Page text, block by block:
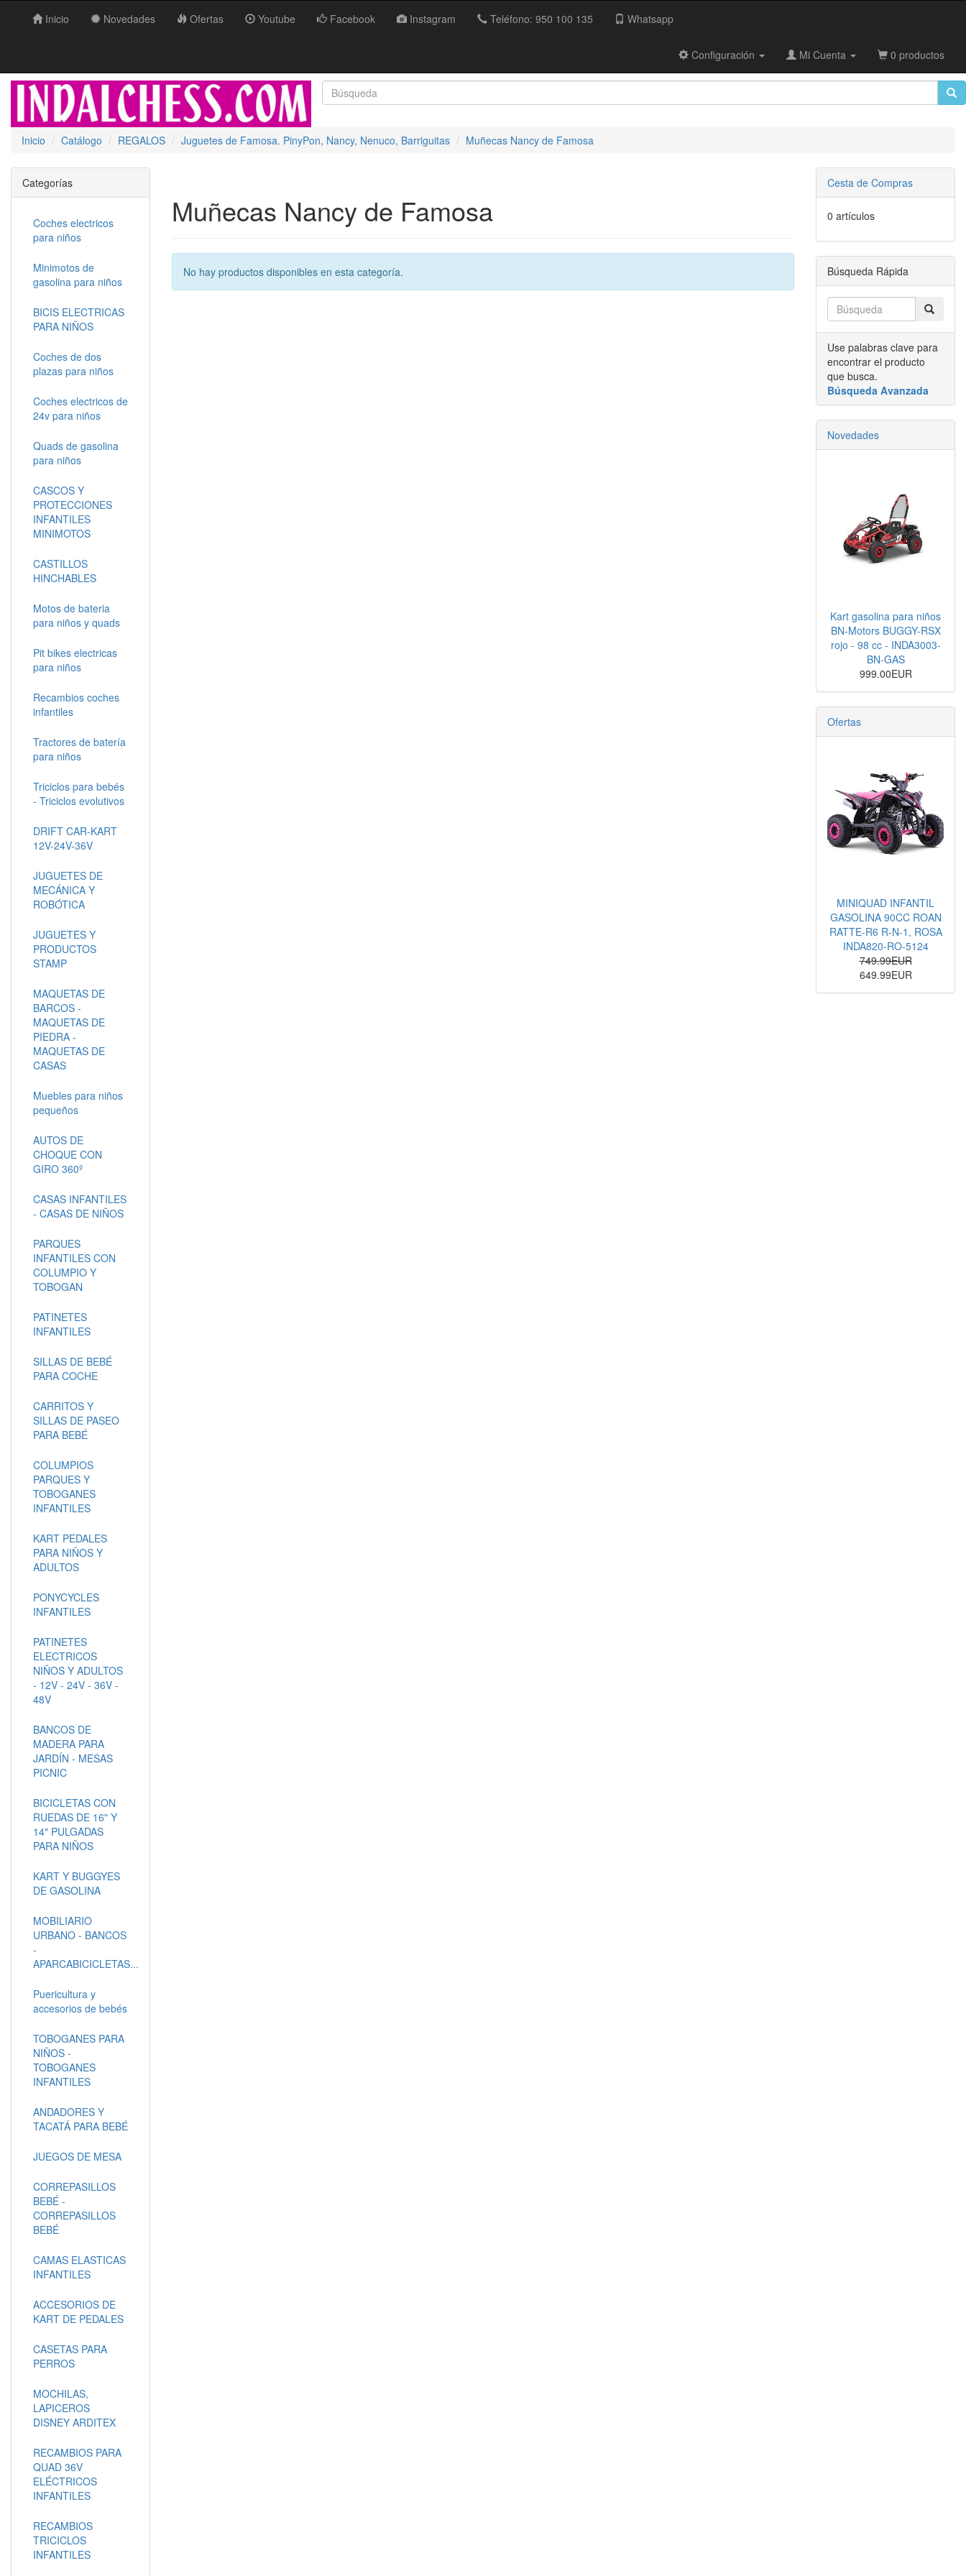
Inicio Novedades Ofertas Youtube Facebook Instagram Teléfono: 950 100 135 Whatsapp
Configuración Mi Cuenta 0 productos
Inicio Catálogo REGALOS Juguetes de Famosa. PinyPon, Nancy, Nenuco, Barriguitas Muñecas Nancy de Famosa
Muñecas Nancy de Famosa
No hay productos disponibles en esta categoría.
Categorías
Coches electricos
para niños
Minimotos de
gasolina para niños
BICIS ELECTRICAS
PARA NIÑOS
Coches de dos
plazas para niños
Coches electricos de
24v para niños
Quads de gasolina
para niños
CASCOS Y
PROTECCIONES
INFANTILES
MINIMOTOS
CASTILLOS
HINCHABLES
Motos de bateria
para niños y quads
Pit bikes electricas
para niños
Recambios coches
infantiles
Tractores de batería
para niños
Triciclos para bebés
- Triciclos evolutivos
DRIFT CAR-KART
12V-24V-36V
JUGUETES DE
MECÁNICA Y
ROBÓTICA
JUGUETES Y
PRODUCTOS
STAMP
MAQUETAS DE
BARCOS -
MAQUETAS DE
PIEDRA -
MAQUETAS DE
CASAS
Muebles para niños
pequeños
AUTOS DE
CHOQUE CON
GIRO 360º
CASAS INFANTILES
- CASAS DE NIÑOS
PARQUES
INFANTILES CON
COLUMPIO Y
TOBOGAN
PATINETES
INFANTILES
SILLAS DE BEBÉ
PARA COCHE
CARRITOS Y
SILLAS DE PASEO
PARA BEBÉ
COLUMPIOS
PARQUES Y
TOBOGANES
INFANTILES
KART PEDALES
PARA NIÑOS Y
ADULTOS
PONYCYCLES
INFANTILES
PATINETES
ELECTRICOS
NIÑOS Y ADULTOS
- 12V - 24V - 36V -
48V
BANCOS DE
MADERA PARA
JARDÍN - MESAS
PICNIC
BICICLETAS CON
RUEDAS DE 16" Y
14" PULGADAS
PARA NIÑOS
KART Y BUGGYES
DE GASOLINA
MOBILIARIO
URBANO - BANCOS
-
APARCABICICLETAS...
Puericultura y
accesorios de bebés
TOBOGANES PARA
NIÑOS -
TOBOGANES
INFANTILES
ANDADORES Y
TACATÁ PARA BEBÉ
JUEGOS DE MESA
CORREPASILLOS
BEBÉ -
CORREPASILLOS
BEBÉ
CAMAS ELASTICAS
INFANTILES
ACCESORIOS DE
KART DE PEDALES
CASETAS PARA
PERROS
MOCHILAS,
LAPICEROS
DISNEY ARDITEX
RECAMBIOS PARA
QUAD 36V
ELÉCTRICOS
INFANTILES
RECAMBIOS
TRICICLOS
INFANTILES
Cesta de Compras
0 artículos
Búsqueda Rápida
Use palabras clave para
encontrar el producto
que busca.
Búsqueda Avanzada
Novedades
Kart gasolina para niños
BN-Motors BUGGY-RSX
rojo - 98 cc - INDA3003-
BN-GAS
999.00EUR
Ofertas
MINIQUAD INFANTIL
GASOLINA 90CC ROAN
RATTE-R6 R-N-1, ROSA
INDA820-RO-5124
749.99EUR
649.99EUR